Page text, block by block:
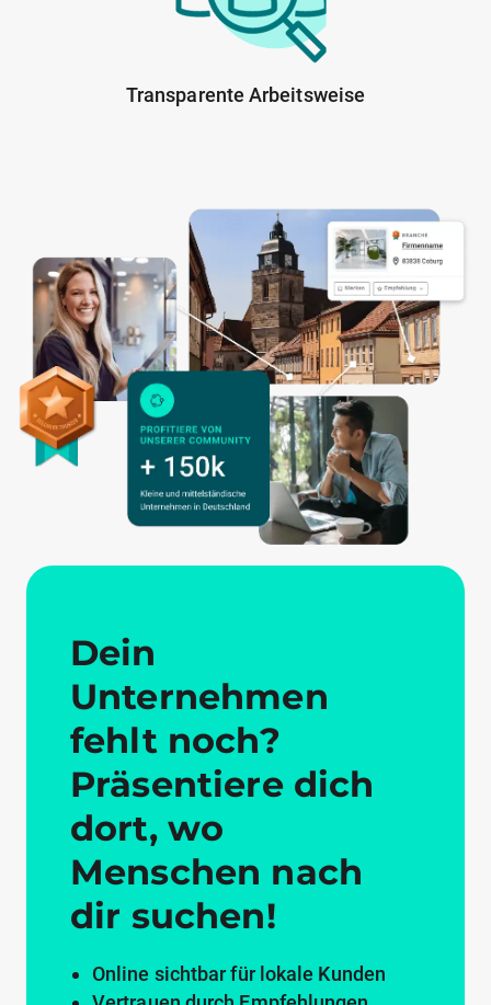
Transparente Arbeitsweise
Dein
Unternehmen
fehlt noch?
Präsentiere dich
dort, wo
Menschen nach
dir suchen!
Online sichtbar für lokale Kunden